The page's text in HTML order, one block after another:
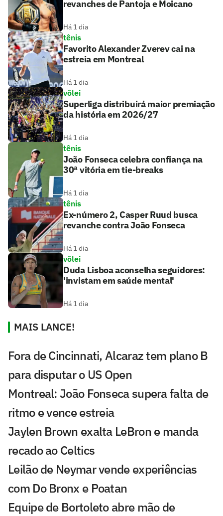
revanches de Pantoja e Moicano
Há 1 dia
tênis
Favorito Alexander Zverev cai na
estreia em Montreal
Há 1 dia
vôlei
Superliga distribuirá maior premiação
da história em 2026/27
Há 1 dia
tênis
João Fonseca celebra confiança na
30ª vitória em tie-breaks
Há 1 dia
tênis
Ex-número 2, Casper Ruud busca
revanche contra João Fonseca
Há 1 dia
vôlei
Duda Lisboa aconselha seguidores:
'invistam em saúde mental'
Há 1 dia
MAIS LANCE!
Fora de Cincinnati, Alcaraz tem plano B
para disputar o US Open
Montreal: João Fonseca supera falta de
ritmo e vence estreia
Jaylen Brown exalta LeBron e manda
recado ao Celtics
Leilão de Neymar vende experiências
com Do Bronx e Poatan
Equipe de Bortoleto abre mão de